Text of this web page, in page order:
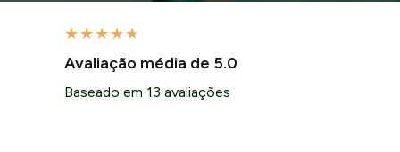
★★★★★
Avaliação média de 5.0
Baseado em 13 avaliações